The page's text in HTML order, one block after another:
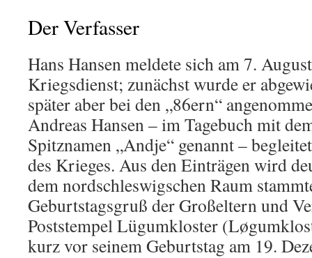
Der Verfasser
Hans Hansen meldete sich am 7.
Kriegsdienst; zunächst wurde er
später aber bei den „86ern“
Andreas Hansen – im Tagebuch mit
Spitznamen „Andje“ genannt –
des Krieges. Aus den Einträgen wird
dem nordschleswigschen Raum
Geburtstagsgruß der Großeltern und
Poststempel Lügumkloster
kurz vor seinem Geburtstag am 19.